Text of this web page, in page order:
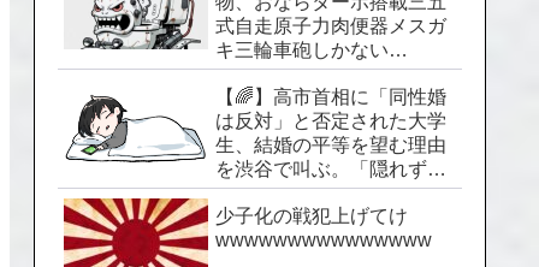
式自走原子力肉便器メスガ
キ三輪車砲しかない…
【🌈】高市首相に「同性婚
は反対」と否定された大学
生、結婚の平等を望む理由
を渋谷で叫ぶ。「隠れずに
生きられる社会を」
少子化の戦犯上げてけ
wwwwwwwwwwwwwww